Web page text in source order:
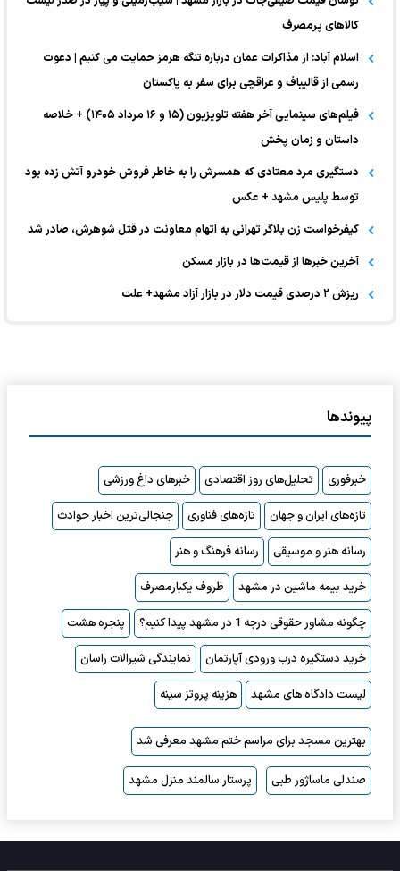
کالا‌های پرمصرف
اسلام آباد: از مذاکرات عمان درباره تنگه هرمز حمایت می کنیم | دعوت
رسمی از قالیباف و عراقچی برای سفر به پاکستان
فیلم‌های سینمایی آخر هفته تلویزیون (۱۵ و ۱۶ مرداد ۱۴۰۵) + خلاصه
داستان و زمان پخش
دستگیری مرد معتادی که همسرش را به خاطر فروش خودرو آتش زده بود
توسط پلیس مشهد + عکس
کیفرخواست زن بلاگر تهرانی به اتهام معاونت در قتل شوهرش، صادر شد
آخرین خبر‌ها از قیمت‌ها در بازار مسکن
ریزش ۲ درصدی قیمت دلار در بازار آزاد مشهد+ علت
پیوندها
خبرفوری تحلیل‌های روز اقتصادی
خبرهای داغ ورزشی
تازه‌های ایران و جهان
تازه‌های فناوری
جنجالی‌ترین اخبار حوادث
رسانه هنر و موسیقی
رسانه فرهنگ و هنر
خرید بیمه ماشین در مشهد
ظروف یکبارمصرف
چگونه مشاور حقوقی درجه 1 در مشهد پیدا کنیم؟
پنجره هشت
خرید دستگیره درب ورودی آپارتمان
نمایندگی شیرالات راسان
لیست دادگاه های مشهد
هزینه پروتز سینه
بهترین مسجد برای مراسم ختم مشهد معرفی شد
صندلی ماساژور طبی پرستار سالمند منزل مشهد